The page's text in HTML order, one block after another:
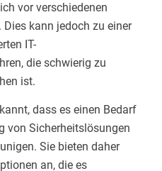
vor verschiedenen
kann jedoch zu einer
IT-
die schwierig zu
ist.
dass es einen Bedarf
von Sicherheitslösungen
Sie bieten daher
an, die es